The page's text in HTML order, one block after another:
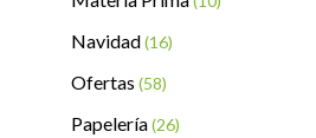
Navidad(16)
Ofertas (58)
Papelería(26)